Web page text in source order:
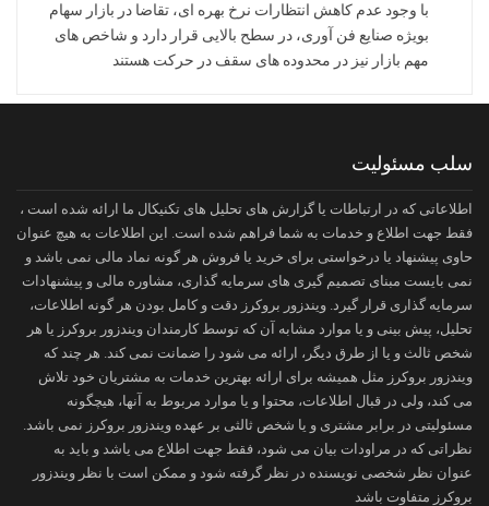
با وجود عدم کاهش انتظارات نرخ بهره ای، تقاضا در بازار سهام
بویژه صنایع فن آوری، در سطح بالایی قرار دارد و شاخص های
مهم بازار نیز در محدوده های سقف در حرکت هستند
سلب مسئولیت
اطلاعاتی که در ارتباطات یا گزارش های تحلیل های تکنیکال ما ارائه شده است ،
فقط جهت اطلاع و خدمات به شما فراهم شده است. این اطلاعات به هیچ عنوان
حاوی پیشنهاد یا درخواستی برای خرید یا فروش هر گونه نماد مالی نمی باشد و
نمی بایست مبنای تصمیم گیری های سرمایه گذاری، مشاوره مالی و پیشنهادات
سرمایه گذاری قرار گیرد. ویندزور بروکرز دقت و کامل بودن هر گونه اطلاعات،
تحلیل، پیش بینی و یا موارد مشابه آن که توسط کارمندان ویندزور بروکرز یا هر
شخص ثالث و یا از طرق دیگر، ارائه می شود را ضمانت نمی کند. هر چند که
ویندزور بروکرز مثل همیشه برای ارائه بهترین خدمات به مشتریان خود تلاش
می کند، ولی در قبال اطلاعات، محتوا و یا موارد مربوط به آنها، هیچگونه
مسئولیتی در برابر مشتری و یا شخص ثالثی بر عهده ویندزور بروکرز نمی باشد.
نظراتی که در مراودات بیان می شود، فقط جهت اطلاع می یاشد و باید به
عنوان نظر شخصی نویسنده در نظر گرفته شود و ممکن است با نظر ویندزور
بروکرز متفاوت باشد